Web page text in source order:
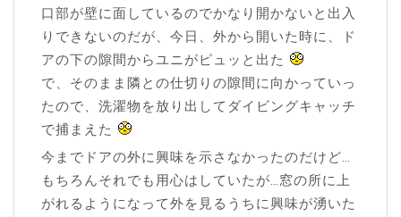
口部が壁に面しているのでかなり開かないと出入
りできないのだが、今日、外から開いた時に、ド
アの下の隙間からユニがピュッと出た
で、そのまま隣との仕切りの隙間に向かっていっ
たので、洗濯物を放り出してダイビングキャッチ
で捕まえた
今までドアの外に興味を示さなかったのだけど…
もちろんそれでも用心はしていたが…窓の所に上
がれるようになって外を見るうちに興味が湧いた